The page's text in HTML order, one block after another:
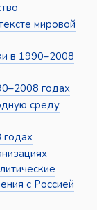
мировой
в 1990–2008
годах
среду
с Россией